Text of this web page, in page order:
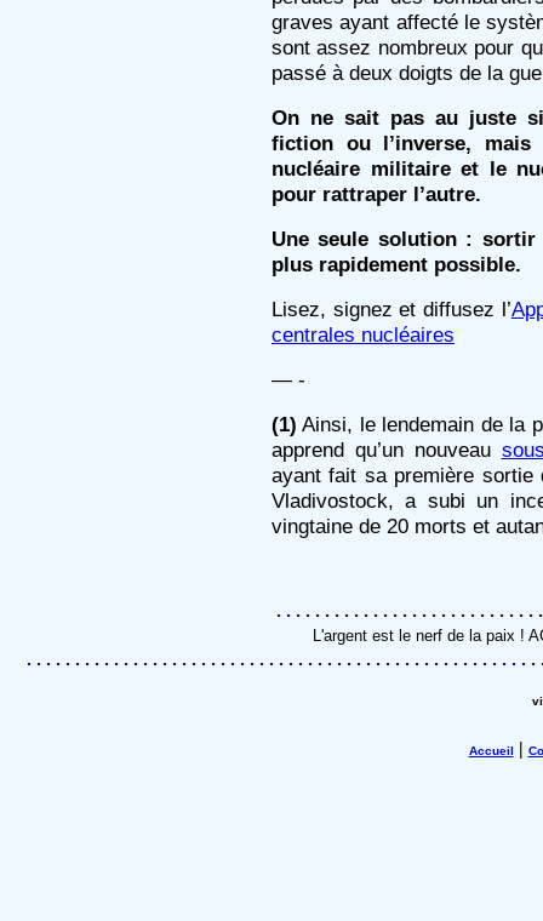
graves ayant affecté le
sont assez nombreux pour
passé à deux doigts de la
On ne sait pas au juste
fiction ou l’inverse,
nucléaire militaire et le
pour rattraper l’autre.
Une seule solution :
plus rapidement possible.
Lisez, signez et diffusez l’
centrales nucléaires
— -
(1) Ainsi, le lendemain de la
apprend qu’un nouveau
ayant fait sa première
Vladivostock, a subi un
vingtaine de 20 morts et
L'argent est le nerf de la paix !
Accueil |